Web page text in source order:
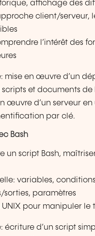
affichage des
client/serveur,
l’intérêt des
mise en œuvre d’un
scripts et documents
œuvre d’un serveur
par clé.
Bash
un script Bash,
variables,
sorties, paramètres
pour manipuler le
écriture d’un script